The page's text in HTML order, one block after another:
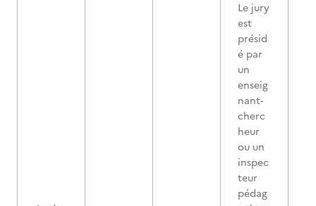
Le jury
est
présid
é par
un
enseig
nant-
cherc
heur
ou un
inspec
teur
pédag